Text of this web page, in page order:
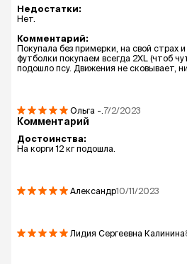
Недостатки:
Нет.
Комментарий:
Покупала без примерки, на свой страх и
футболки покупаем всегда 2XL (чтоб
подошло псу. Движения не сковывает,
Ольга -. 7/2/2023
Комментарий
Достоинства:
На корги 12 кг подошла.
Александр10/11/2023
Лидия Сергеевна Калинина